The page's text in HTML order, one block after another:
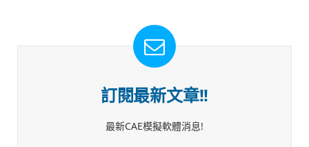
訂閱最新文章!!
最新CAE模擬軟體消息!